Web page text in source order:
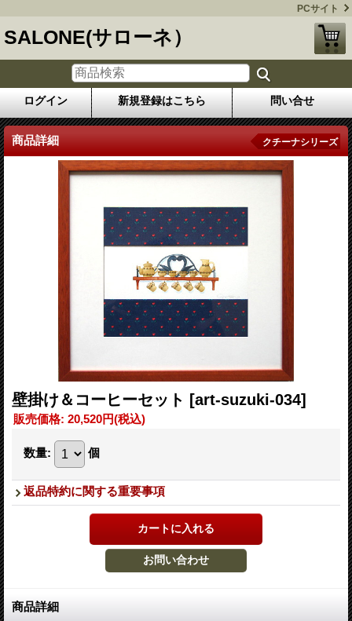
PCサイト
SALONE(サローネ）
ログイン 新規登録はこちら 問い合せ
商品詳細 クチーナシリーズ
壁掛け＆コーヒーセット [art-suzuki-034]
販売価格: 20,520円(税込)
数量: 個
返品特約に関する重要事項
商品詳細